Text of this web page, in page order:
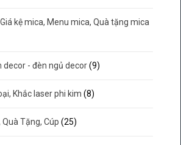
kệ mica, Menu mica, Quà tặng mica
decor - đèn ngủ decor (9)
Khắc laser phi kim (8)
Quà Tặng, Cúp (25)